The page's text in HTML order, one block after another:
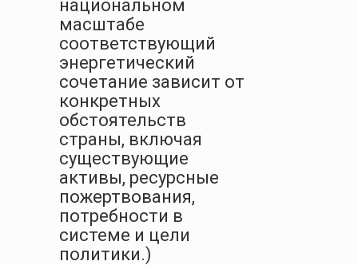
национальном
масштабе
соответствующий
энергетический
сочетание зависит от
конкретных
обстоятельств
страны, включая
существующие
активы, ресурсные
пожертвования,
потребности в
системе и цели
политики.)